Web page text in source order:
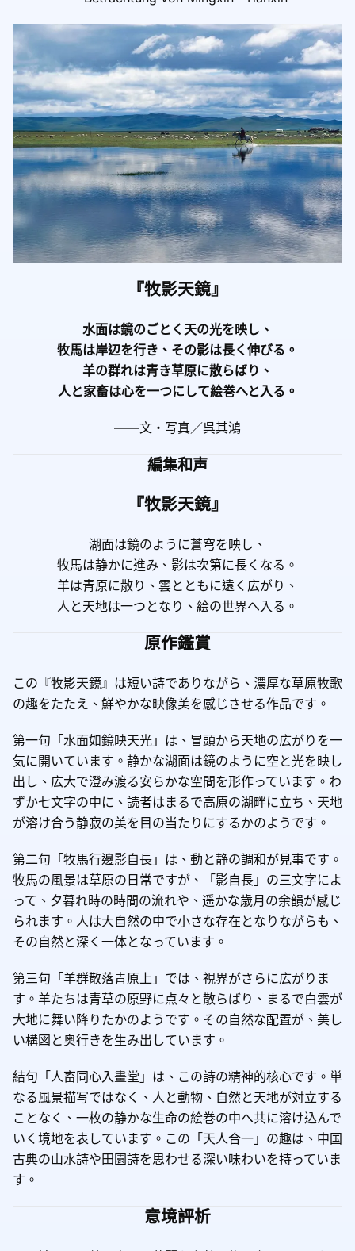
『牧影天鏡』
水面は鏡のごとく天の光を映し、
牧馬は岸辺を行き、その影は長く伸びる。
羊の群れは青き草原に散らばり、
人と家畜は心を一つにして絵巻へと入る。
——文・写真／呉其鴻
編集和声
『牧影天鏡』
湖面は鏡のように蒼穹を映し、
牧馬は静かに進み、影は次第に長くなる。
羊は青原に散り、雲とともに遠く広がり、
人と天地は一つとなり、絵の世界へ入る。
原作鑑賞
この『牧影天鏡』は短い詩でありながら、濃厚な草原牧歌
の趣をたたえ、鮮やかな映像美を感じさせる作品です。
第一句「水面如鏡映天光」は、冒頭から天地の広がりを一
気に開いています。静かな湖面は鏡のように空と光を映し
出し、広大で澄み渡る安らかな空間を形作っています。わ
ずか七文字の中に、読者はまるで高原の湖畔に立ち、天地
が溶け合う静寂の美を目の当たりにするかのようです。
第二句「牧馬行邊影自長」は、動と静の調和が見事です。
牧馬の風景は草原の日常ですが、「影自長」の三文字によ
って、夕暮れ時の時間の流れや、遥かな歳月の余韻が感じ
られます。人は大自然の中で小さな存在となりながらも、
その自然と深く一体となっています。
第三句「羊群散落青原上」では、視界がさらに広がりま
す。羊たちは青草の原野に点々と散らばり、まるで白雲が
大地に舞い降りたかのようです。その自然な配置が、美し
い構図と奥行きを生み出しています。
結句「人畜同心入畫堂」は、この詩の精神的核心です。単
なる風景描写ではなく、人と動物、自然と天地が対立する
ことなく、一枚の静かな生命の絵巻の中へ共に溶け込んで
いく境地を表しています。この「天人合一」の趣は、中国
古典の山水詩や田園詩を思わせる深い味わいを持っていま
す。
意境評析